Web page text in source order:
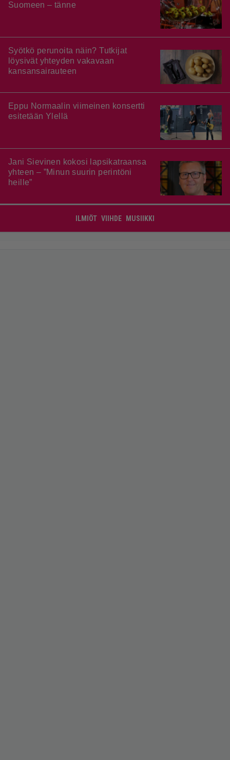
Suomeen – tänne
Syötkö perunoita näin? Tutkijat
löysivät yhteyden vakavaan
kansansairauteen
Eppu Normaalin viimeinen konsertti
esitetään Ylellä
Jani Sievinen kokosi lapsikatraansa
yhteen – ”Minun suurin perintöni
heille”
ILMIÖT VIIHDE MUSIIKKI